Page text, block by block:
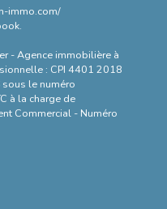
immo.com/
- Agence immobilière à
: CPI 4401 2018
le numéro
à la charge de
Commercial - Numéro